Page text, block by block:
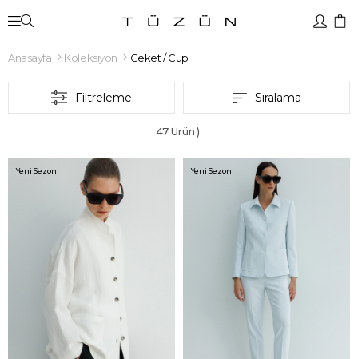
Anasayfa Koleksiyon Ceket / Cup
Filtreleme Sıralama
47 Ürün
Yeni Sezon Yeni Sezon